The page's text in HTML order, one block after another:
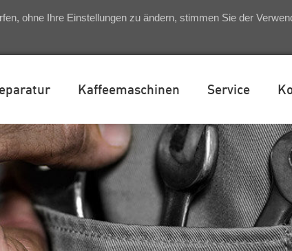
ohne Ihre Einstellungen zu ändern, stimmen Sie der
Kaffeemaschinen Service